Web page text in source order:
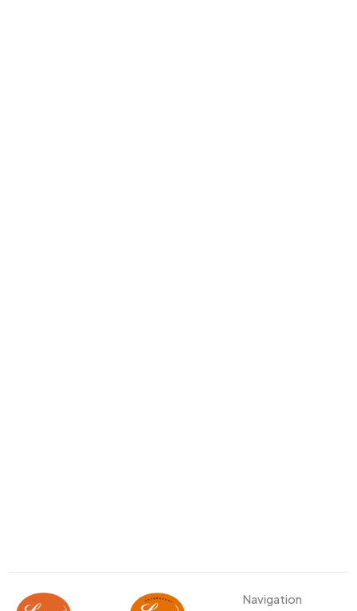
Navigation